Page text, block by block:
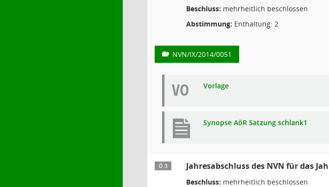
Beschluss: mehrheitlich beschlossen
Abstimmung: Enthaltung: 2
NVN/IX/2014/0051
VO Vorlage
Synopse AöR Satzung schlank1
Ö 3 Jahresabschluss des NVN für das
Beschluss: mehrheitlich beschlossen